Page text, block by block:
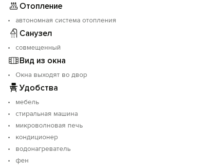
Отопление
автономная система отопления
Санузел
совмещенный
Вид из окна
Окна выходят во двор
Удобства
мебель
стиральная машина
микроволновая печь
кондиционер
водонагреватель
фен